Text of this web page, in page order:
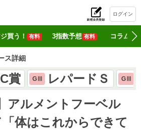
ログイン
買う！ 有料 3指数予想 有料 コラム
ス詳細
賞 GⅢ レパードＳ GⅢ
アルメントフーベル
体はこれからできて